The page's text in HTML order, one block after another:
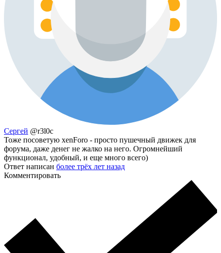
Сергей @r3l0c
Тоже посоветую xenForo - просто пушечный движек для
форума, даже денег не жалко на него. Огромнейший
функционал, удобный, и еще много всего)
Ответ написан более трёх лет назад
Комментировать